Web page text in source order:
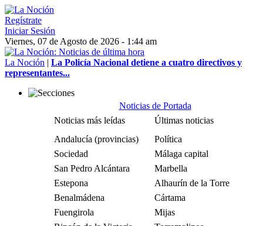
Regístrate
Iniciar Sesión
Viernes, 07 de Agosto de 2026 - 1:44 am
La Noción | La Policía Nacional detiene a cuatro directivos y
representantes...
Noticias de Portada
Noticias más leídas
Últimas noticias
Andalucía (provincias)
Política
Sociedad
Málaga capital
San Pedro Alcántara
Marbella
Estepona
Alhaurín de la Torre
Benalmádena
Cártama
Fuengirola
Mijas